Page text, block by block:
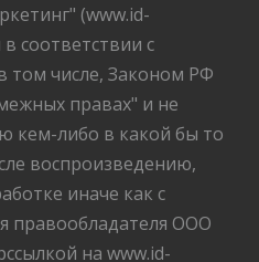
(www.id-
соответствии с
том числе, Законом РФ
правах" и не
кем-либо в какой бы то
воспроизведению,
иначе как с
правообладателя ООО
на www.id-